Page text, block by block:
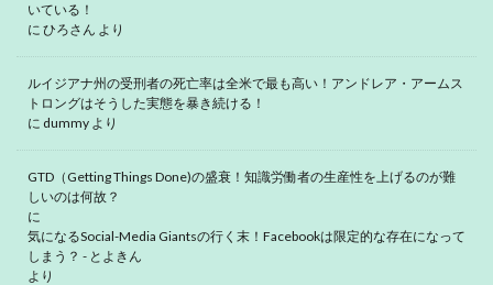
いている！
に ひろさん より
ルイジアナ州の受刑者の死亡率は全米で最も高い！アンドレア・アームス
トロングはそうした実態を暴き続ける！
に dummy より
GTD（Getting Things Done)の盛衰！知識労働者の生産性を上げるのが難
しいのは何故？
に
気になるSocial-Media Giantsの行く末！Facebookは限定的な存在になって
しまう？ - とよきん
より